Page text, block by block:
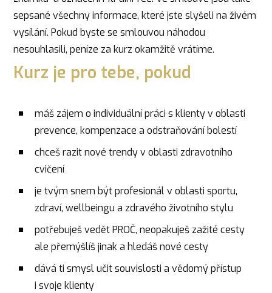
sepsané všechny informace, které jste slyšeli na živém
vysílání. Pokud byste se smlouvou náhodou
nesouhlasili, peníze za kurz okamžitě vrátíme.
Kurz je pro tebe, pokud
máš zájem o individuální práci s klienty v oblasti
prevence, kompenzace a odstraňování bolestí
chceš razit nové trendy v oblasti zdravotního
cvičení
je tvým snem být profesionál v oblasti sportu,
zdraví, wellbeingu a zdravého životního stylu
potřebuješ vedět PROČ, neopakuješ zažité cesty
ale přemýšlíš jinak a hledáš nové cesty
dává ti smysl učit souvislosti a vědomý přístup
i svoje klienty